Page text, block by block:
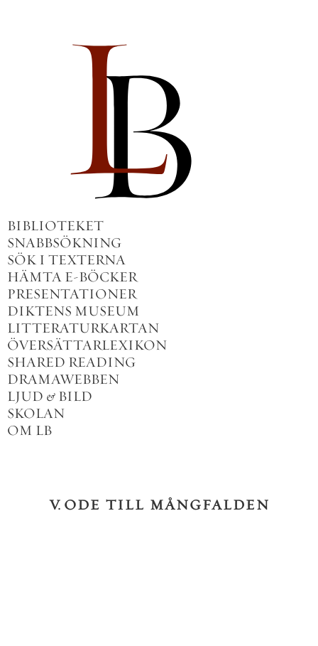
BIBLIOTEKET
SNABBSÖKNING
SÖK I TEXTERNA
HÄMTA E-BÖCKER
PRESENTATIONER
DIKTENS MUSEUM
LITTERATURKARTAN
ÖVERSÄTTARLEXIKON
SHARED READING
DRAMAWEBBEN
LJUD & BILD
SKOLAN
OM LB
V. ODE TILL MÅNGFALDEN